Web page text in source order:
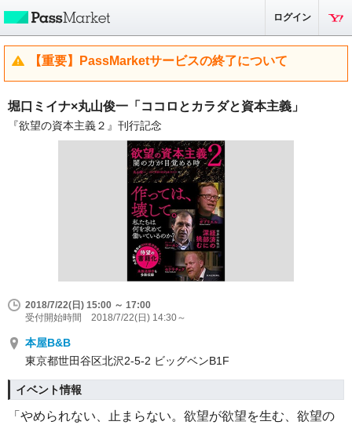
ログイン
【重要】PassMarketサービスの終了について
堀口ミイナ×丸山俊一「ココロとカラダと資本主義」
『欲望の資本主義２』刊行記念
2018/7/22(日) 15:00 ～ 17:00
受付開始時間 2018/7/22(日) 14:30～
本屋B&B
東京都世田谷区北沢2-5-2 ビッグベンB1F
イベント情報
「やめられない、止まらない。欲望が欲望を生む、欲望の